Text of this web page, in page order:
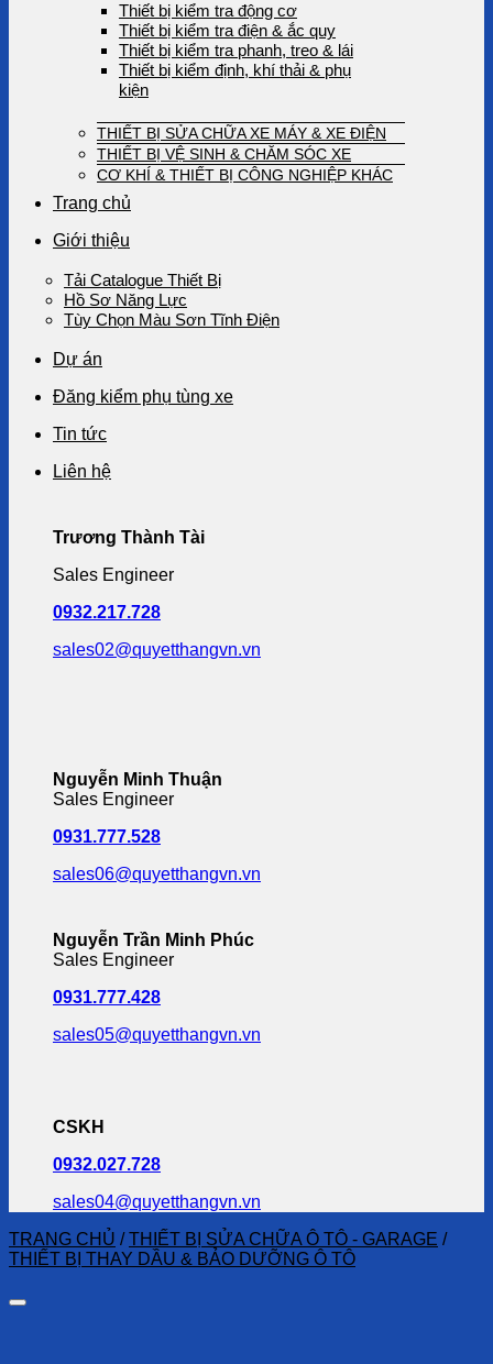
Thiết bị kiểm tra động cơ
Thiết bị kiểm tra điện & ắc quy
Thiết bị kiểm tra phanh, treo & lái
Thiết bị kiểm định, khí thải & phụ
kiện
THIẾT BỊ SỬA CHỮA XE MÁY & XE ĐIỆN
THIẾT BỊ VỆ SINH & CHĂM SÓC XE
CƠ KHÍ & THIẾT BỊ CÔNG NGHIỆP KHÁC
Trang chủ
Giới thiệu
Tải Catalogue Thiết Bị
Hồ Sơ Năng Lực
Tùy Chọn Màu Sơn Tĩnh Điện
Dự án
Đăng kiểm phụ tùng xe
Tin tức
Liên hệ
Trương Thành Tài
Sales Engineer
0932.217.728
sales02@quyetthangvn.vn
Nguyễn Minh Thuận
Sales Engineer
0931.777.528
sales06@quyetthangvn.vn
Nguyễn Trần Minh Phúc
Sales Engineer
0931.777.428
sales05@quyetthangvn.vn
CSKH
0932.027.728
sales04@quyetthangvn.vn
TRANG CHỦ / THIẾT BỊ SỬA CHỮA Ô TÔ - GARAGE /
THIẾT BỊ THAY DẦU & BẢO DƯỠNG Ô TÔ